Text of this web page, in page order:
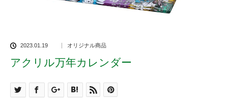
2023.01.19 オリジナル商品
アクリル万年カレンダー